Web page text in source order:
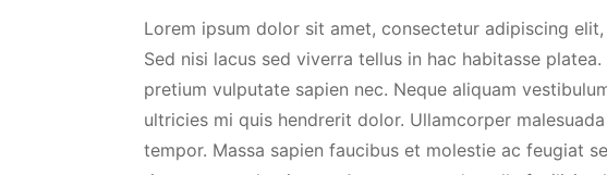
Lorem ipsum dolor sit amet, consectetur adipiscing
Sed nisi lacus sed viverra tellus in hac habitasse
pretium vulputate sapien nec. Neque aliquam
ultricies mi quis hendrerit dolor. Ullamcorper
tempor. Massa sapien faucibus et molestie ac feugiat